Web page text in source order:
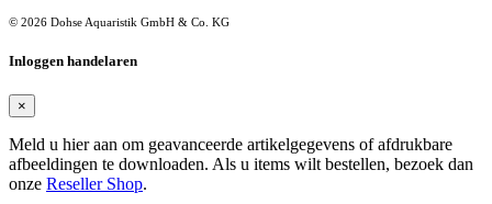
© 2026 Dohse Aquaristik GmbH & Co. KG
Inloggen handelaren
×
Meld u hier aan om geavanceerde artikelgegevens of afdrukbare
afbeeldingen te downloaden. Als u items wilt bestellen, bezoek dan
onze Reseller Shop.